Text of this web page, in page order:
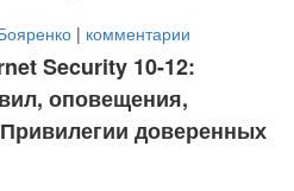
| комментарии
Security 10-12:
оповещения,
доверенных